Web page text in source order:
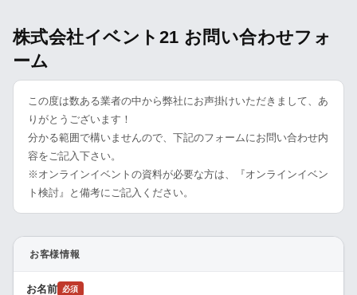
株式会社イベント21 お問い合わせフォ
ーム
この度は数ある業者の中から弊社にお声掛けいただきまして、あ
りがとうございます！
分かる範囲で構いませんので、下記のフォームにお問い合わせ内
容をご記入下さい。
※オンラインイベントの資料が必要な方は、『オンラインイベン
ト検討』と備考にご記入ください。
お客様情報
お名前 必須